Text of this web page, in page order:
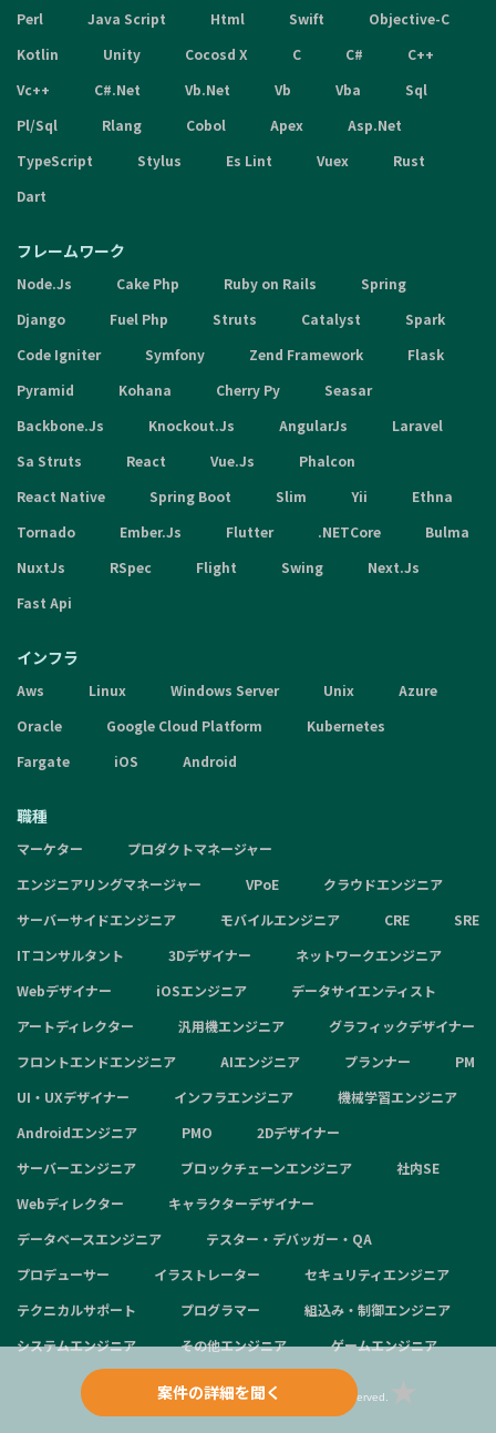
案件の詳細を聞く
Perl
Java Script Html Swift
Objective-C
Kotlin
Unity Cocosd X C C#
C++
Vc++
C#.Net Vb.Net Vb Vba
Sql
Pl/Sql
Rlang Cobol Apex
Asp.Net
TypeScript
Stylus Es Lint Vuex
Rust
Dart
フレームワーク
Node.Js Cake Php Ruby on Rails
Spring
Django
Fuel Php Struts Catalyst
Spark
Code Igniter
Symfony Zend Framework
Flask
Pyramid
Kohana Cherry Py
Seasar
Backbone.Js
Knockout.Js AngularJs
Laravel
Sa Struts
React Vue.Js
Phalcon
React Native
Spring Boot Slim Yii
Ethna
Tornado
Ember.Js Flutter .NETCore
Bulma
NuxtJs
RSpec Flight Swing
Next.Js
Fast Api
インフラ
Aws Linux Windows Server Unix
Azure
Oracle
Google Cloud Platform
Kubernetes
Fargate
iOS Android
職種
マーケター
プロダクトマネージャー
エンジニアリングマネージャー
VPoE
クラウドエンジニア
サーバーサイドエンジニア
モバイルエンジニア CRE
SRE
ITコンサルタント
3Dデザイナー
ネットワークエンジニア
Webデザイナー
iOSエンジニア
データサイエンティスト
アートディレクター
汎用機エンジニア
グラフィックデザイナー
フロントエンドエンジニア
AIエンジニア プランナー
PM
UI・UXデザイナー
インフラエンジニア
機械学習エンジニア
Androidエンジニア
PMO
2Dデザイナー
サーバーエンジニア
ブロックチェーンエンジニア
社内SE
Webディレクター
キャラクターデザイナー
データベースエンジニア
テスター・デバッガー・QA
プロデューサー
イラストレーター
セキュリティエンジニア
テクニカルサポート
プログラマー
組込み・制御エンジニア
システムエンジニア
その他エンジニア ゲームエンジニア
Copyright © 2024 aggregation inc. All Rights Reserved.